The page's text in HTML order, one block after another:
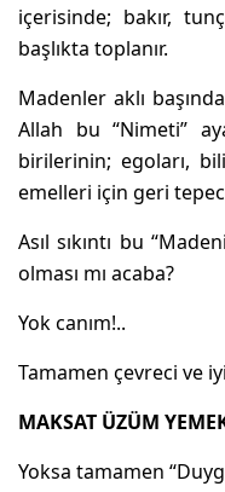
içerisinde; bakır,
başlıkta toplanır.
Madenler aklı
Allah bu “Nimeti”
birilerinin; egoları,
emelleri için geri
Asıl sıkıntı bu
olması mı acaba?
Yok canım!..
Tamamen çevreci ve
MAKSAT ÜZÜM
Yoksa tamamen